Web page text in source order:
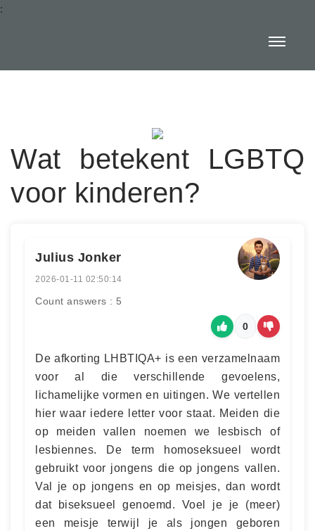
:
Wat betekent LGBTQ
voor kinderen?
Julius Jonker
2026-01-11 02:50:14
Count answers : 5
0
De afkorting LHBTIQA+ is een verzamelnaam
voor al die verschillende gevoelens,
lichamelijke vormen en uitingen. We vertellen
hier waar iedere letter voor staat. Meiden die
op meiden vallen noemen we lesbisch of
lesbiennes. De term homoseksueel wordt
gebruikt voor jongens die op jongens vallen.
Val je op jongens en op meisjes, dan wordt
dat biseksueel genoemd. Voel je je (meer)
een meisje terwijl je als jongen geboren